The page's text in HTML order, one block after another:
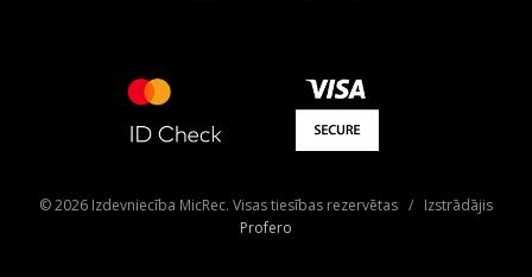
© 2026 Izdevniecība MicRec. Visas tiesības rezervētas / Izstrādājis
Profero